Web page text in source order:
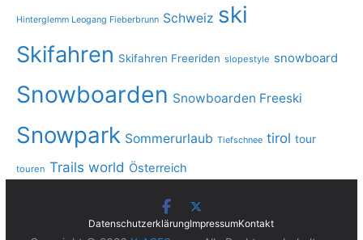
Hinterglemm Leogang Fieberbrunn Schweiz ski
Skifahren Skifahren Freeriden slopestyle snowboard
Snowboarden Snowboarden Freeski
Snowpark Sommerurlaub Tiefschnee tirol tour
touren Trails world Österreich
DatenschutzerklärungImpressumKontakt